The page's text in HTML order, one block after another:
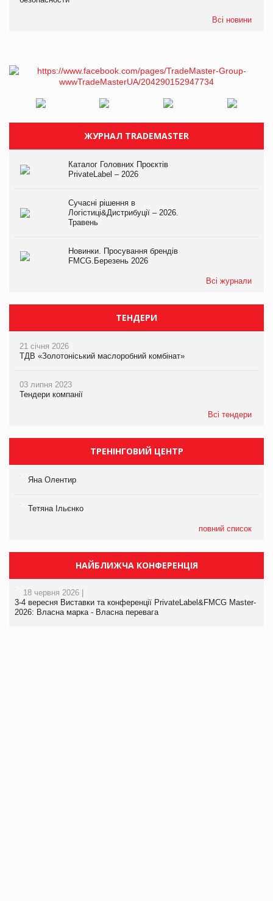
Всі новини
ЖУРНАЛ TRADEMASTER
Каталог Головних Проєктів
PrivateLabel – 2026
Сучасні рішення в
Логістиці&Дистрибуції – 2026.
Травень
Новинки. Просування брендів
FMCG.Березень 2026
Всі журнали
ТЕНДЕРИ
21 січня 2026
ТДВ «Золотоніський маслоробний комбінат»
03 липня 2023
Тендери компанії
Всі тендери
ТРЕНІНГОВИЙ ЦЕНТР
Яна Олентир
Тетяна Ільєнко
повний список
НАЙБЛИЖЧА КОНФЕРЕНЦІЯ
18 червня 2026 |
3-4 вересня Виставки та конференції PrivateLabel&FMCG Master-
2026: Власна марка - Власна перевага